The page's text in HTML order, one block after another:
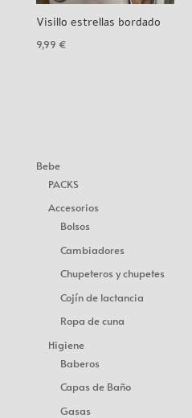
Visillo estrellas bordado
9,99 €
Bebe
PACKS
Accesorios
Bolsos
Cambiadores
Chupeteros y chupetes
Cojín de lactancia
Ropa de cuna
Higiene
Baberos
Capas de Baño
Gasas